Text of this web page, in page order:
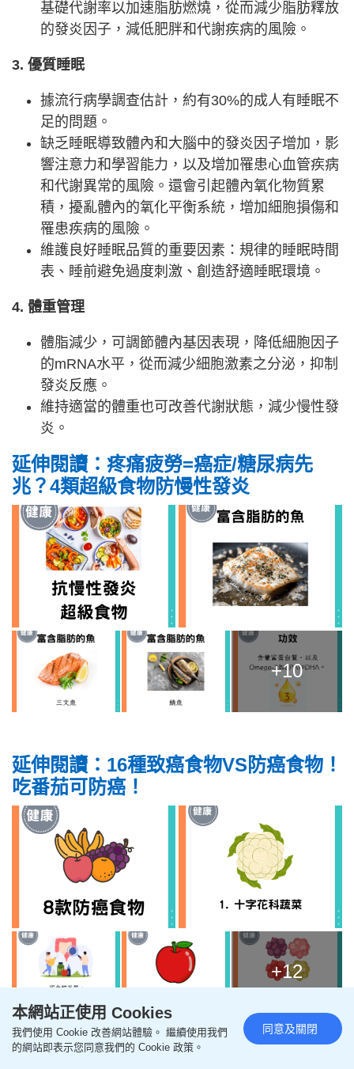
基礎代謝率以加速脂肪燃燒，從而減少脂肪釋放
的發炎因子，減低肥胖和代謝疾病的風險。
3. 優質睡眠
據流行病學調查估計，約有30%的成人有睡眠不
足的問題。
缺乏睡眠導致體內和大腦中的發炎因子增加，影
響注意力和學習能力，以及增加罹患心血管疾病
和代謝異常的風險。還會引起體內氧化物質累
積，擾亂體內的氧化平衡系統，增加細胞損傷和
罹患疾病的風險。
維護良好睡眠品質的重要因素：規律的睡眠時間
表、睡前避免過度刺激、創造舒適睡眠環境。
4. 體重管理
體脂減少，可調節體內基因表現，降低細胞因子
的mRNA水平，從而減少細胞激素之分泌，抑制
發炎反應。
維持適當的體重也可改善代謝狀態，減少慢性發
炎。
延伸閱讀：疼痛疲勞=癌症/糖尿病先
兆？4類超級食物防慢性發炎
+10
延伸閱讀：16種致癌食物VS防癌食物！
吃番茄可防癌！
+12
資料來源：資料來源： 魏士航醫師｜航向健康減重新
體質、LINE TODAY自製節目「TODAY健面聊」
本網站正使用 Cookies
我們使用 Cookie 改善網站體驗。 繼續使用我們
的網站即表示您同意我們的 Cookie 政策。
同意及關閉